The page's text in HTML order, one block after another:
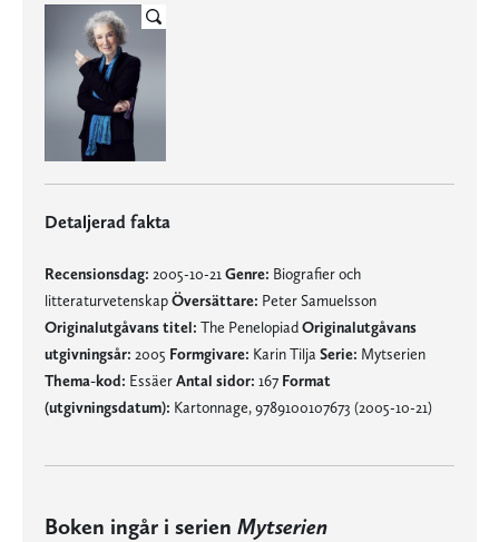
Detaljerad fakta
Recensionsdag: 2005-10-21Genre: Biografier och
litteraturvetenskapÖversättare: Peter Samuelsson
Originalutgåvans titel: The PenelopiadOriginalutgåvans
utgivningsår: 2005 Formgivare: Karin Tilja Serie: Mytserien
Thema-kod: EssäerAntal sidor: 167 Format
(utgivningsdatum): Kartonnage, 9789100107673 (2005-10-21)
Boken ingår i serien Mytserien